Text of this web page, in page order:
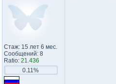
Стаж: 15 лет 6 мес.
Сообщений: 8
Ratio: 21.436
0.11%